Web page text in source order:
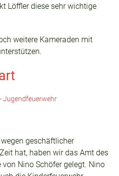
Löffler diese sehr wichtige
weitere Kameraden mit
Jugendfeuerwehr
geschäftlicher
hat, haben wir das Amt des
Nino Schöfer gelegt. Nino